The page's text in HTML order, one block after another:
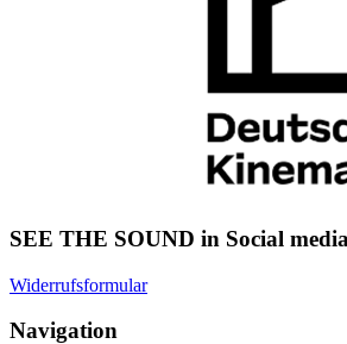
SEE THE SOUND in Social media
Widerrufsformular
Navigation